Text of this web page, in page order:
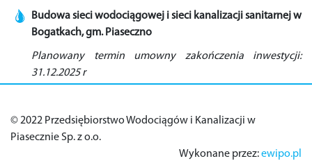
Budowa sieci wodociągowej i sieci kanalizacji sanitarnej w
Bogatkach, gm. Piaseczno
Planowany termin umowny zakończenia inwestycji:
31.12.2025 r
© 2022 Przedsiębiorstwo Wodociągów i Kanalizacji w
Piasecznie Sp. z o.o.
Wykonane przez:ewipo.pl